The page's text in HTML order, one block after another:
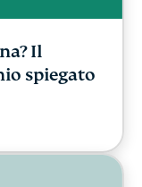
Il
spiegato